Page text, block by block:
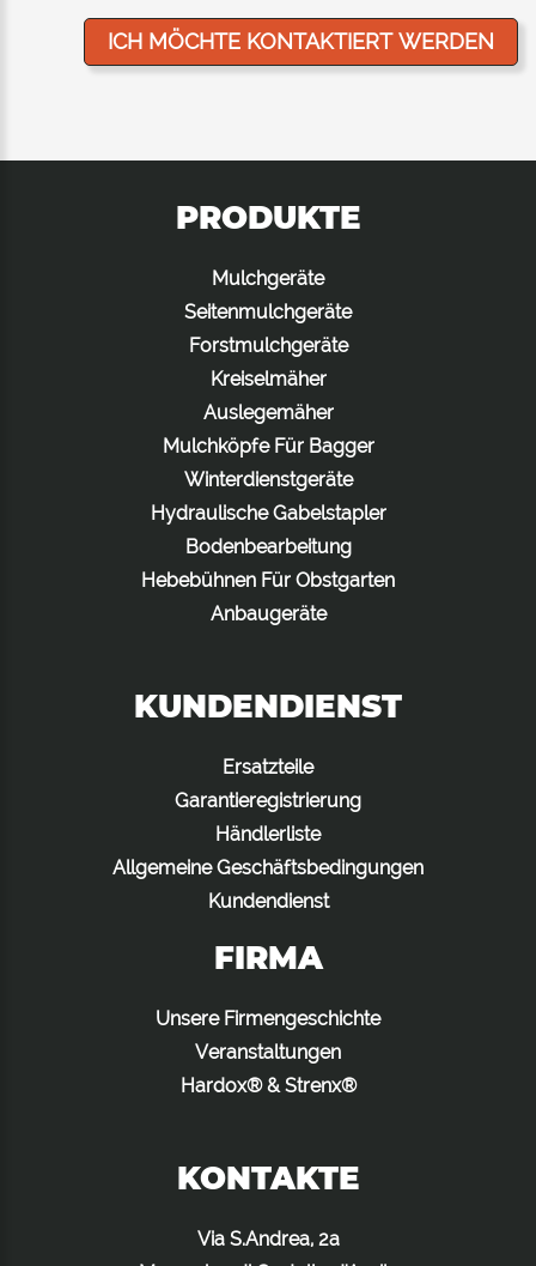
PRODUKTE
Mulchgeräte
Seitenmulchgeräte
Forstmulchgeräte
Kreiselmäher
Auslegemäher
Mulchköpfe Für Bagger
Winterdienstgeräte
Hydraulische Gabelstapler
Bodenbearbeitung
Hebebühnen Für Obstgarten
Anbaugeräte
KUNDENDIENST
Ersatzteile
Garantieregistrierung
Händlerliste
Allgemeine Geschäftsbedingungen
Kundendienst
FIRMA
Unsere Firmengeschichte
Veranstaltungen
Hardox® & Strenx®
KONTAKTE
Via S.Andrea, 2a